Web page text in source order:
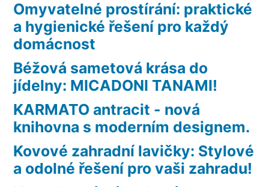
Omyvatelné prostírání: praktické
a hygienické řešení pro každý
domácnost
Béžová sametová krása do
jídelny: MICADONI TANAMI!
KARMATO antracit - nová
knihovna s moderním designem.
Kovové zahradní lavičky: Stylové
a odolné řešení pro vaši zahradu!